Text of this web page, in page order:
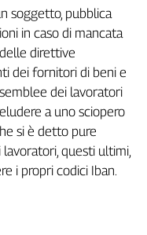
soggetto, pubblica
in caso di mancata
direttive
dei fornitori di beni e
dei lavoratori
a uno sciopero
si è detto pure
questi ultimi,
i propri codici Iban.